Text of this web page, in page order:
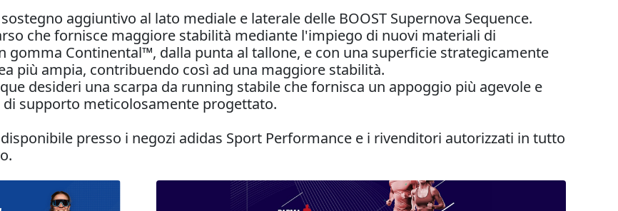
aggiuntivo al lato mediale e laterale delle BOOST Supernova Sequence.
che fornisce maggiore stabilità mediante l'impiego di nuovi materiali di
gomma Continental™, dalla punta al tallone, e con una superficie strategicamente
più ampia, contribuendo così ad una maggiore stabilità.
desideri una scarpa da running stabile che fornisca un appoggio più agevole e
supporto meticolosamente progettato.
presso i negozi adidas Sport Performance e i rivenditori autorizzati in tutto